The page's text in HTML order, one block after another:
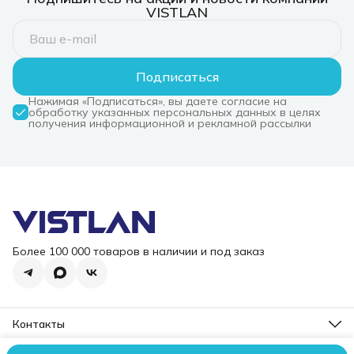
VISTLAN
Подписаться
Нажимая «Подписаться», вы даете согласие на
обработку указанных персональных данных в целях
получения информационной и рекламной рассылки
Более 100 000 товаров в наличии и под заказ
Контакты
Режим работы